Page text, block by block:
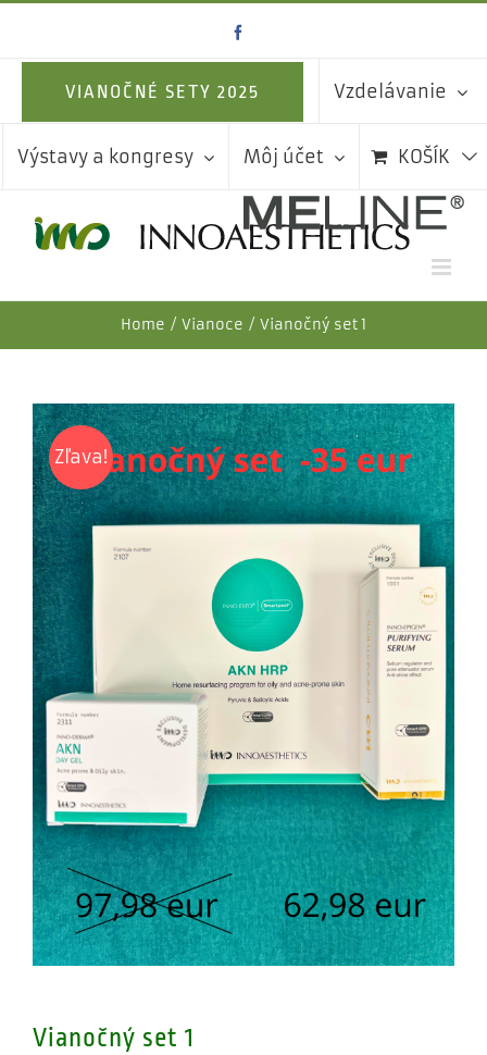
contentVIANOČNÉ SETY 2025 Vzdelávanie
Výstavy a kongresy Môj účet KOŠÍK
Home Vianoce Vianočný set 1
Zľava!
Vianočný set 1